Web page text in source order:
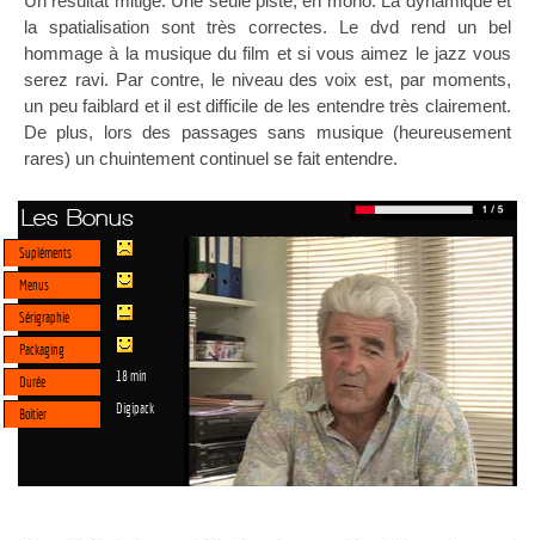
la spatialisation sont très correctes. Le dvd rend un bel
hommage à la musique du film et si vous aimez le jazz vous
serez ravi. Par contre, le niveau des voix est, par moments,
un peu faiblard et il est difficile de les entendre très clairement.
De plus, lors des passages sans musique (heureusement
rares) un chuintement continuel se fait entendre.
Les Bonus
Supléments
Menus
Sérigraphie
Packaging
Durée
18 min
Boitier Digipack